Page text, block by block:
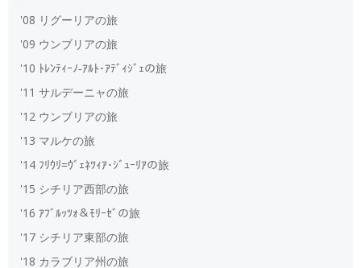
'08 リグーリアの旅
'09 ウンブリアの旅
'10 ﾄﾚﾝﾃｨｰﾉ‐ｱﾙﾄ･ｱﾃﾞｨｼﾞｪの旅
'11 サルデーニャの旅
'12 ウンブリアの旅
'13 マルケの旅
'14 ﾌﾘｳﾘ=ｳﾞｪﾈﾂｨｱ･ｼﾞｭｰﾘｱの旅
'15 シチリア西部の旅
'16 ｱﾌﾞﾙｯﾂｫ＆ﾓﾘｰｾﾞの旅
'17 シチリア東部の旅
'18 カラブリア州の旅